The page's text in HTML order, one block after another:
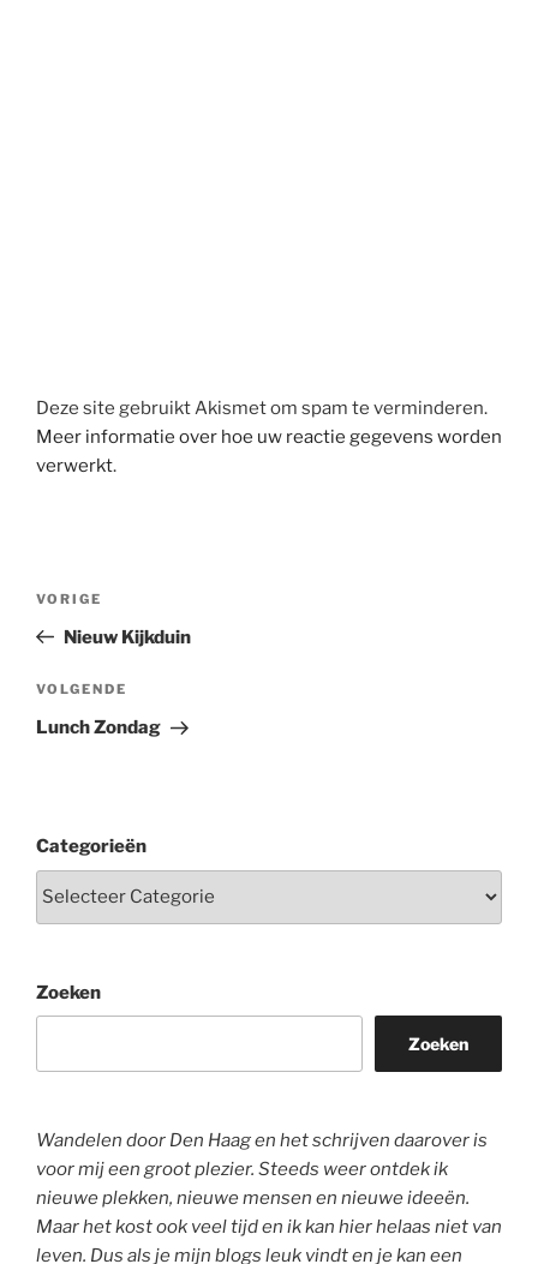
Deze site gebruikt Akismet om spam te verminderen.
Meer informatie over hoe uw reactie gegevens worden
verwerkt.
Vorig
bericht
VORIGE
Nieuw Kijkduin
Volgend
bericht
VOLGENDE
Lunch Zondag
Categorieën
Zoeken
Zoeken
Wandelen door Den Haag en het schrijven daarover is
voor mij een groot plezier. Steeds weer ontdek ik
nieuwe plekken, nieuwe mensen en nieuwe ideeën.
Maar het kost ook veel tijd en ik kan hier helaas niet van
leven. Dus als je mijn blogs leuk vindt en je kan een